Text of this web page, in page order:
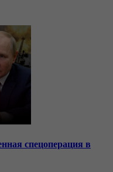
спецоперация в